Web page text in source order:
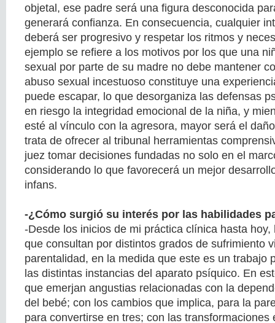
objetal, ese padre será una figura desconocida
generará confianza. En consecuencia, cualquier
deberá ser progresivo y respetar los ritmos y
ejemplo se refiere a los motivos por los que una
sexual por parte de su madre no debe mantener
abuso sexual incestuoso constituye una
puede escapar, lo que desorganiza las defensas
en riesgo la integridad emocional de la niña, y
esté al vínculo con la agresora, mayor será el
trata de ofrecer al tribunal herramientas
juez tomar decisiones fundadas no solo en el
considerando lo que favorecerá un mejor
infans.
-¿Cómo surgió su interés por las habilidades
-Desde los inicios de mi práctica clínica hasta
que consultan por distintos grados de sufrimiento
parentalidad, en la medida que este es un trabajo
las distintas instancias del aparato psíquico. En
que emerjan angustias relacionadas con la
del bebé; con los cambios que implica, para la
para convertirse en tres; con las transformaciones